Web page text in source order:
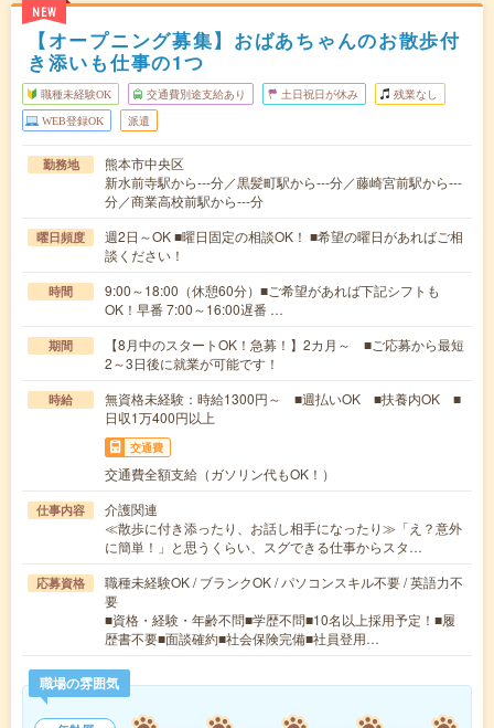
NEW
【オープニング募集】おばあちゃんのお散歩付
き添いも仕事の1つ
職種未経験OK 交通費別途支給あり 土日祝日が休み 残業なし
WEB登録OK 派遣
勤務地
熊本市中央区
新水前寺駅から---分／黒髪町駅から---分／藤崎宮前駅から---
分／商業高校前駅から---分
曜日頻度
週2日～OK ■曜日固定の相談OK！ ■希望の曜日があればご相
談ください！
時間
9:00～18:00（休憩60分）■ご希望があれば下記シフトも
OK！早番 7:00～16:00遅番 …
期間
【8月中のスタートOK！急募！】2カ月～ ■ご応募から最短
2～3日後に就業が可能です！
時給
無資格未経験：時給1300円～ ■週払いOK ■扶養内OK ■
日収1万400円以上
交通費
交通費全額支給（ガソリン代もOK！）
仕事内容
介護関連
≪散歩に付き添ったり、お話し相手になったり≫「え？意外
に簡単！」と思うくらい、スグできる仕事からスタ…
応募資格
職種未経験OK / ブランクOK / パソコンスキル不要 / 英語力不
要
■資格・経験・年齢不問■学歴不問■10名以上採用予定！■履
歴書不要■面談確約■社会保険完備■社員登用…
職場の雰囲気